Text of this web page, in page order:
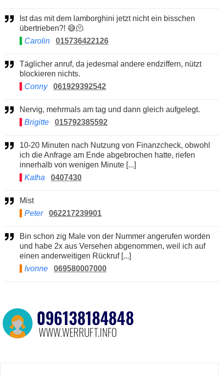
übertrieben?! 😅🫠
Carolin
015736422126
Täglicher anruf, da jedesmal andere endziffern, nützt
blockieren nichts.
Conny
061929392542
Nervig, mehrmals am tag und dann gleich aufgelegt.
Brigitte
015792385592
10-20 Minuten nach Nutzung von Finanzcheck, obwohl
ich die Anfrage am Ende abgebrochen hatte, riefen
innerhalb von wenigen Minute [...]
Katha
0407430
Mist
Peter
062217239901
Bin schon zig Male von der Nummer angerufen worden
und habe 2x aus Versehen abgenommen, weil ich auf
einen anderweitigen Rückruf [...]
Ivonne
069580007000